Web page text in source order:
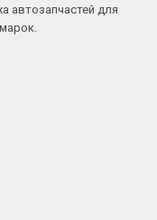
автозапчастей для